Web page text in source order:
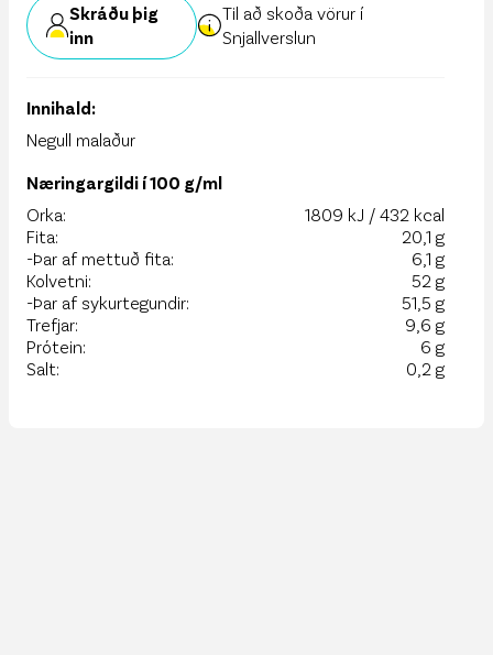
Skráðu þig
inn
Til að skoða vörur í
Snjallverslun
Innihald:
Negull malaður
Næringargildi í 100 g/ml
Orka:
1809 kJ / 432 kcal
Fita:
20,1 g
-Þar af mettuð fita:
6,1 g
Kolvetni:
52 g
-Þar af sykurtegundir:
51,5 g
Trefjar:
9,6 g
Prótein:
6 g
Salt:
0,2 g